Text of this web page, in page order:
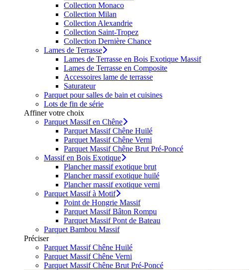
Collection Monaco
Collection Milan
Collection Alexandrie
Collection Saint-Tropez
Collection Dernière Chance
Lames de Terrasse
Lames de Terrasse en Bois Exotique Massif
Lames de Terrasse en Composite
Accessoires lame de terrasse
Saturateur
Parquet pour salles de bain et cuisines
Lots de fin de série
Affiner votre choix
Parquet Massif en Chêne
Parquet Massif Chêne Huilé
Parquet Massif Chêne Verni
Parquet Massif Chêne Brut Pré-Poncé
Massif en Bois Exotique
Plancher massif exotique brut
Plancher massif exotique huilé
Plancher massif exotique verni
Parquet Massif à Motif
Point de Hongrie Massif
Parquet Massif Bâton Rompu
Parquet Massif Pont de Bateau
Parquet Bambou Massif
Préciser
Parquet Massif Chêne Huilé
Parquet Massif Chêne Verni
Parquet Massif Chêne Brut Pré-Poncé